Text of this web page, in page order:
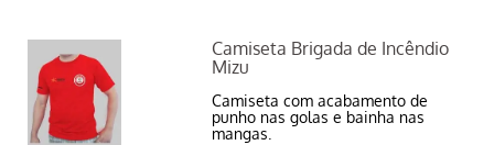
Camiseta Brigada de Incêndio
Mizu
Camiseta com acabamento de
punho nas golas e bainha nas
mangas.